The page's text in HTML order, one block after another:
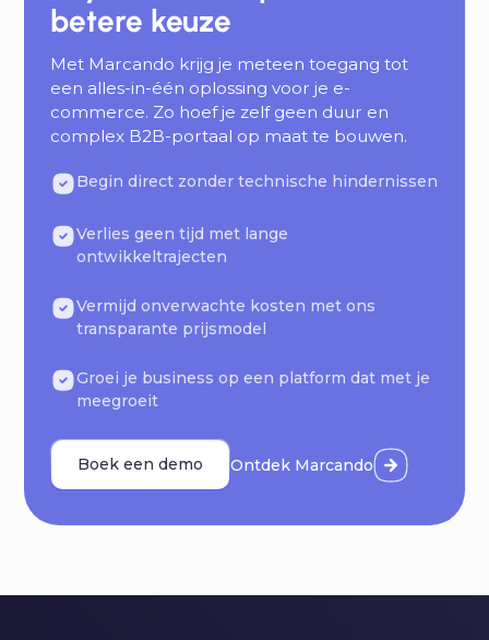
betere keuze
Met Marcando krijg je meteen toegang tot
een alles-in-één oplossing voor je e-
commerce. Zo hoef je zelf geen duur en
complex B2B-portaal op maat te bouwen.
Begin direct zonder technische hindernissen
Verlies geen tijd met lange
ontwikkeltrajecten
Vermijd onverwachte kosten met ons
transparante prijsmodel
Groei je business op een platform dat met je
meegroeit
Boek een demo Ontdek Marcando